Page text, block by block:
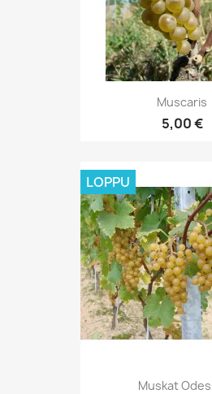
Muscaris
5,00 €
Muskat
LOPPU